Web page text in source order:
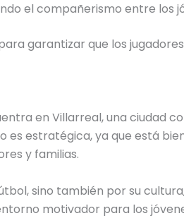
el compañerismo entre los
garantizar que los
en Villarreal, una ciudad
es estratégica, ya que está
y familias.
sino también por su
motivador para los